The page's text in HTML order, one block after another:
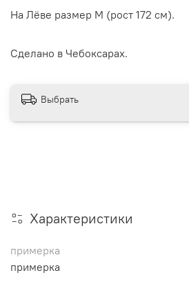
На Лёве размер M (рост 172 см).
Сделано в Чебоксарах.
Выбрать
Характеристики
примерка
примерка